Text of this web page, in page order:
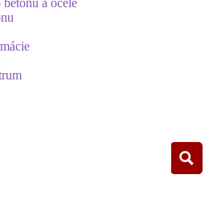
a ocele